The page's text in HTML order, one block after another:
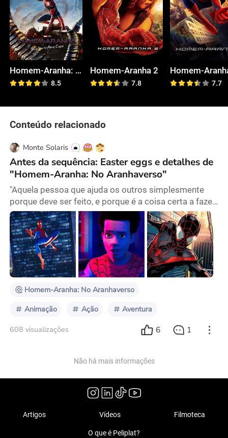
Homem-Aranha: Sem Volta para Casa
8.5
Homem-Aranha 2
7.8
Homem-
7.7
Conteúdo relacionado
Monte Solaris
Antes da sequência: Easter eggs e detalhes de
"Homem-Aranha: No Aranhaverso"
"Aquela pessoa que ajuda os outros simplesmente
porque deve ser feito, e porque é a coisa certa a fazer,
é de fato, sem dúvida, um verdadeiro super-herói." ——
Stan Lee Em 2018, a animação Homem-Aranha: No
Aranhaverso (2018) recebeu inúmeros elogios e
ganhou o Oscar e o Globo de Ouro de Melhor
Animação, juntamente com vários outros prêmios de
animação de prestígio. Este ano, sua tão esperada
sequênc
Homem-Aranha: No Aranhaverso
Animação Ação Aventura
608 visualizações 6 1
Não há mais informações
Artigos Vídeos Filmoteca
O que é Peliplat?